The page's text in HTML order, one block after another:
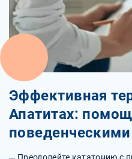
Эффективная
Апатитах:
Преодолейте кататонию